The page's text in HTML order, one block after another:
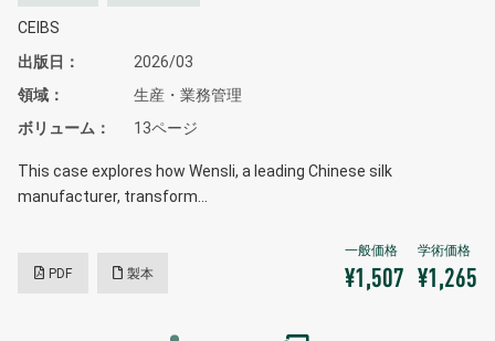
CEIBS
出版日
2026/03
領域
生産・業務管理
ボリューム
13ページ
This case explores how Wensli, a leading Chinese silk
manufacturer, transform…
PDF 製本 ¥1,507 ¥1,265